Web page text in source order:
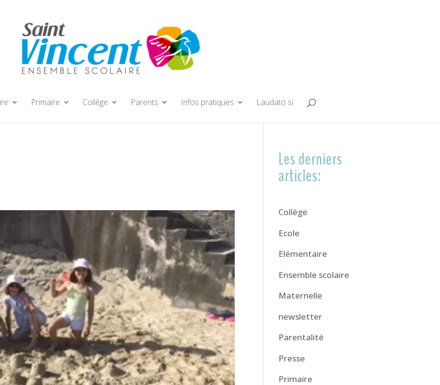
Primaire Collège Parents Infos pratiques Laudato si
Les derniers
articles:
Collège
Ecole
Elémentaire
Ensemble scolaire
Maternelle
newsletter
Parentalité
Presse
Primaire